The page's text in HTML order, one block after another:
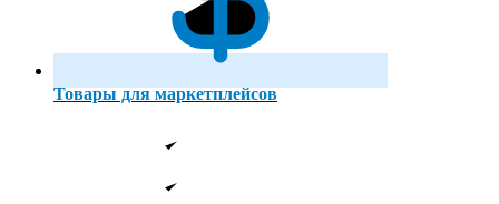
Товары для маркетплейсов